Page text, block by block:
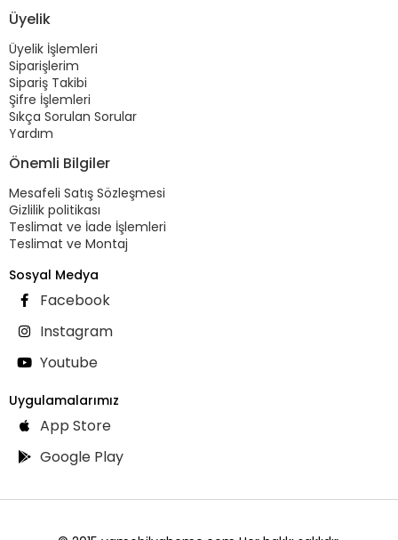
Üyelik
Üyelik İşlemleri
Siparişlerim
Sipariş Takibi
Şifre İşlemleri
Sıkça Sorulan Sorular
Yardım
Önemli Bilgiler
Mesafeli Satış Sözleşmesi
Gizlilik politikası
Teslimat ve İade İşlemleri
Teslimat ve Montaj
Sosyal Medya
Facebook
Instagram
Youtube
Uygulamalarımız
App Store
Google Play